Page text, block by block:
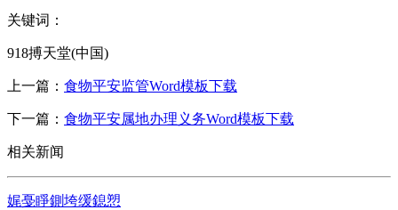
关键词：
918搏天堂(中国)
上一篇： 食物平安监管Word模板下载
下一篇： 食物平安属地办理义务Word模板下载
相关新闻
娓戞睜鍘垮缓鎴愬